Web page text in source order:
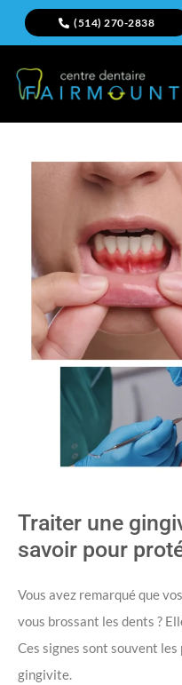
(514) 270-2838
Traiter une
savoir pour
Vous avez remarqué que
vous brossant les dents ?
Ces signes sont souvent
gingivite.